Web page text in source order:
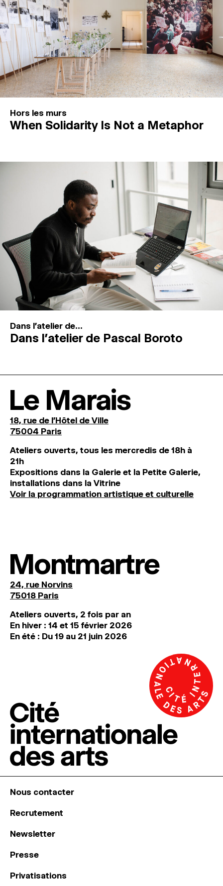
Hors les murs
When Solidarity Is Not a Metaphor
Dans l'atelier de...
Dans l’atelier de Pascal Boroto
Le Marais
18, rue de l'Hôtel de Ville
75004 Paris
Ateliers ouverts, tous les mercredis de 18h à
21h
Expositions dans la Galerie et la Petite Galerie,
installations dans la Vitrine
Voir la programmation artistique et culturelle
Montmartre
24, rue Norvins
75018 Paris
Ateliers ouverts, 2 fois par an
En hiver : 14 et 15 février 2026
En été : Du 19 au 21 juin 2026
Nous contacter
Recrutement
Newsletter
Presse
Privatisations